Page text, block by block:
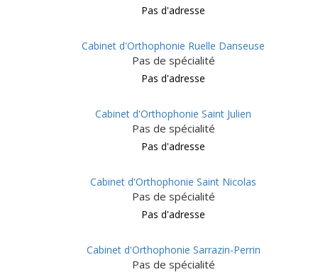
Pas d'adresse
Cabinet d'Orthophonie Ruelle Danseuse
Pas de spécialité
Pas d'adresse
Cabinet d'Orthophonie Saint Julien
Pas de spécialité
Pas d'adresse
Cabinet d'Orthophonie Saint Nicolas
Pas de spécialité
Pas d'adresse
Cabinet d'Orthophonie Sarrazin-Perrin
Pas de spécialité